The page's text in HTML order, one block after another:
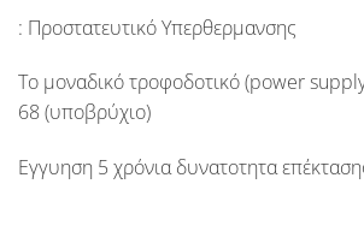
: Προστατευτικό Υπερθερμανσης
Το μοναδικό τροφοδοτικό (power
68(υποβρύχιο)
Εγγυηση 5 χρόνιαδυνατοτητα